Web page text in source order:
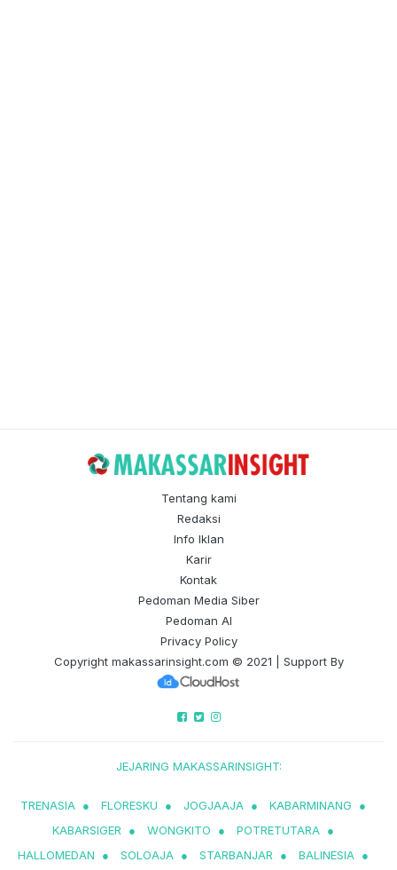
Tentang kami
Redaksi
Info Iklan
Karir
Kontak
Pedoman Media Siber
Pedoman AI
Privacy Policy
Copyright makassarinsight.com © 2021 | Support By
JEJARING MAKASSARINSIGHT:
TRENASIA ● FLORESKU ● JOGJAAJA ● KABARMINANG
●
KABARSIGER
● WONGKITO ● POTRETUTARA ●
HALLOMEDAN
● SOLOAJA ● STARBANJAR ● BALINESIA ●